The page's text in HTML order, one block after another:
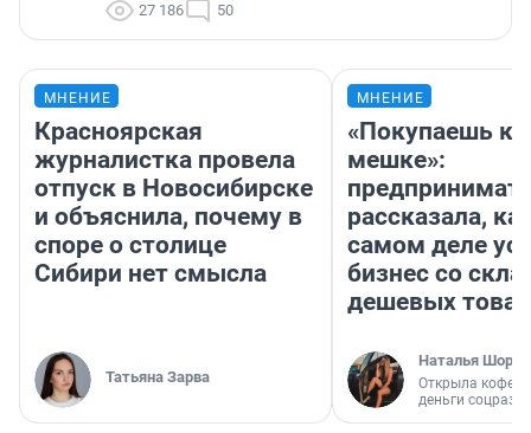
27 186 50
МНЕНИЕ
Красноярская
журналистка провела
отпуск в Новосибирске
и объяснила, почему в
споре о столице
Сибири нет смысла
Татьяна Зарва
МНЕНИЕ
«Покупаешь
мешке»:
рассказала,
самом деле
бизнес со
дешевых
Наталья
Открыла
деньги